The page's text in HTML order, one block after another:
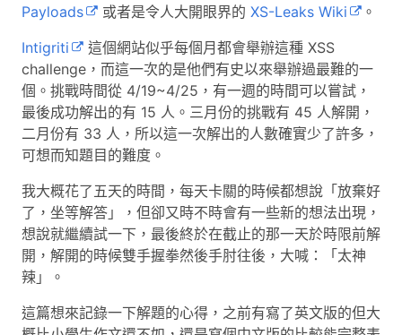
Payloads
或者是令人大開眼界的XS-Leaks Wiki
。
Intigriti
這個網站似乎每個月都會舉辦這種 XSS
challenge，而這一次的是他們有史以來舉辦過最難的一
個。挑戰時間從 4/19~4/25，有一週的時間可以嘗試，
最後成功解出的有 15 人。三月份的挑戰有 45 人解開，
二月份有 33 人，所以這一次解出的人數確實少了許多，
可想而知題目的難度。
我大概花了五天的時間，每天卡關的時候都想說「放棄好
了，坐等解答」，但卻又時不時會有一些新的想法出現，
想說就繼續試一下，最後終於在截止的那一天於時限前解
開，解開的時候雙手握拳然後手肘往後，大喊：「太神
辣」。
這篇想來記錄一下解題的心得，之前有寫了英文版的但大